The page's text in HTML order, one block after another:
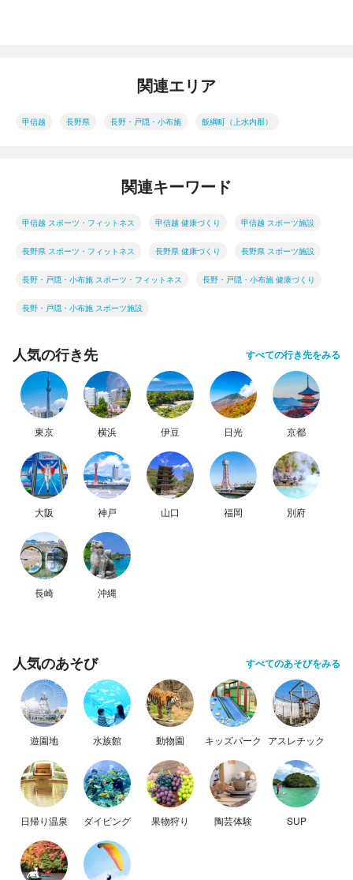
関連エリア
甲信越 長野県 長野・戸隠・小布施 飯綱町（上水内郡）
関連キーワード
甲信越 スポーツ・フィットネス 甲信越 健康づくり 甲信越 スポーツ施設
長野県 スポーツ・フィットネス 長野県 健康づくり 長野県 スポーツ施設
長野・戸隠・小布施 スポーツ・フィットネス 長野・戸隠・小布施 健康づくり
長野・戸隠・小布施 スポーツ施設
人気の行き先 すべての行き先をみる
東京 横浜 伊豆 日光 京都
大阪 神戸 山口 福岡 別府
長崎 沖縄
人気のあそび すべてのあそびをみる
遊園地 水族館 動物園 キッズパーク アスレチック
日帰り温泉 ダイビング 果物狩り 陶芸体験 SUP